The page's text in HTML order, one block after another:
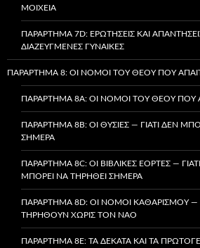
ΜΟΙΧΕΊΑ
ΠΑΡΆΡΤΗΜΑ 7D: ΕΡΩΤΉΣΕΙΣ ΚΑΙ
ΔΙΑΖΕΥΓΜΈΝΕΣ ΓΥΝΑΊΚΕΣ
ΠΑΡΆΡΤΗΜΑ 8: ΟΙ ΝΌΜΟΙ ΤΟΥ ΘΕΟΎ ΠΟΥ
ΠΑΡΆΡΤΗΜΑ 8A: ΟΙ ΝΌΜΟΙ ΤΟΥ ΘΕΟΎ ΠΟΥ
ΠΑΡΆΡΤΗΜΑ 8B: ΟΙ ΘΥΣΊΕΣ — ΓΙΑΤΊ ΔΕΝ
ΣΉΜΕΡΑ
ΠΑΡΆΡΤΗΜΑ 8C: ΟΙ ΒΙΒΛΙΚΈΣ ΕΟΡΤΈΣ —
ΜΠΟΡΕΊ ΝΑ ΤΗΡΗΘΕΊ ΣΉΜΕΡΑ
ΠΑΡΆΡΤΗΜΑ 8D: ΟΙ ΝΌΜΟΙ ΚΑΘΑΡΙΣΜΟΎ —
ΤΗΡΗΘΟΎΝ ΧΩΡΊΣ ΤΟΝ ΝΑΌ
ΠΑΡΆΡΤΗΜΑ 8E: ΤΑ ΔΈΚΑΤΑ ΚΑΙ ΤΑ